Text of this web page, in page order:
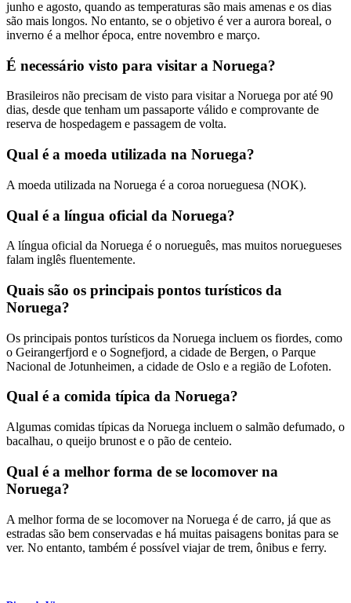
junho e agosto, quando as temperaturas são mais amenas e os dias
são mais longos. No entanto, se o objetivo é ver a aurora boreal, o
inverno é a melhor época, entre novembro e março.
É necessário visto para visitar a Noruega?
Brasileiros não precisam de visto para visitar a Noruega por até 90
dias, desde que tenham um passaporte válido e comprovante de
reserva de hospedagem e passagem de volta.
Qual é a moeda utilizada na Noruega?
A moeda utilizada na Noruega é a coroa norueguesa (NOK).
Qual é a língua oficial da Noruega?
A língua oficial da Noruega é o norueguês, mas muitos noruegueses
falam inglês fluentemente.
Quais são os principais pontos turísticos da
Noruega?
Os principais pontos turísticos da Noruega incluem os fiordes, como
o Geirangerfjord e o Sognefjord, a cidade de Bergen, o Parque
Nacional de Jotunheimen, a cidade de Oslo e a região de Lofoten.
Qual é a comida típica da Noruega?
Algumas comidas típicas da Noruega incluem o salmão defumado, o
bacalhau, o queijo brunost e o pão de centeio.
Qual é a melhor forma de se locomover na
Noruega?
A melhor forma de se locomover na Noruega é de carro, já que as
estradas são bem conservadas e há muitas paisagens bonitas para se
ver. No entanto, também é possível viajar de trem, ônibus e ferry.